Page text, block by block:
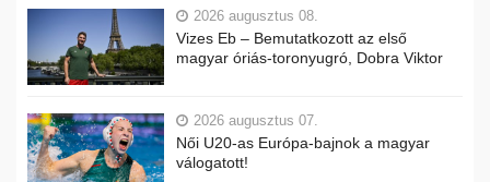
2026 augusztus 08.
Vizes Eb – Bemutatkozott az első
magyar óriás-toronyugró, Dobra Viktor
2026 augusztus 07.
Női U20-as Európa-bajnok a magyar
válogatott!